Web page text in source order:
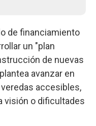
de financiamiento
un "plan
de nuevas
avanzar en
accesibles,
visión o dificultades